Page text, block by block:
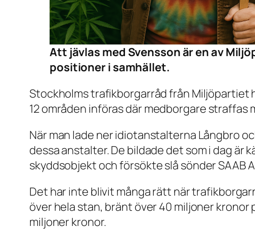
Att jävlas med Svensson är en av
positioner i samhället.
Stockholms trafikborgarråd från Miljöpartiet
12 områden införas där medborgare straffas
När man lade ner idiotanstalterna Långbro
dessa anstalter. De bildade det som i dag är
skyddsobjekt och försökte slå sönder SAAB
Det har inte blivit många rätt när
över hela stan, bränt över 40 miljoner
miljoner kronor.